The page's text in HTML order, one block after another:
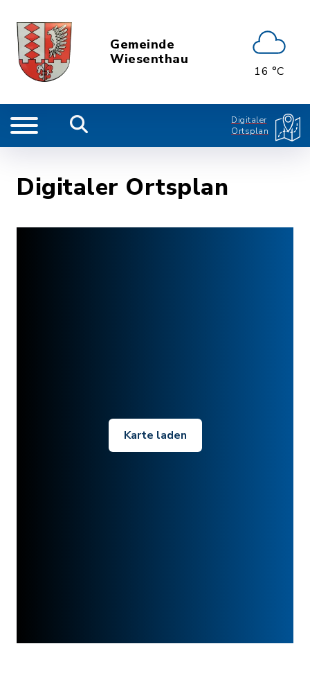
Gemeinde
Wiesenthau
16 °C
Digitaler
Ortsplan
Digitaler Ortsplan
Karte laden